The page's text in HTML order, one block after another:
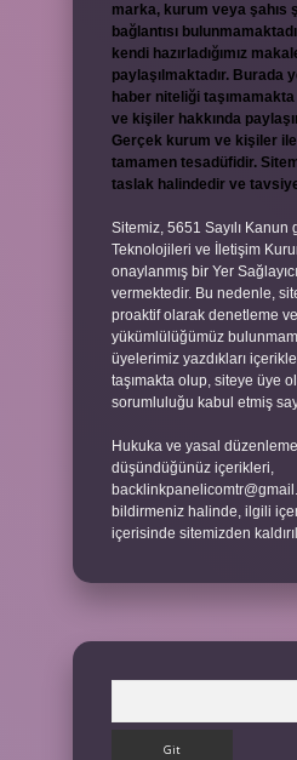
marka, kurum veya şahıs
bağlantısı
kendi hazırladığımız
paylaşılmaktadır. Burada
haber niteliği
ve kişiler hakkında
Gerçek kurum ve kişiler
tamamen tesadüfidir.
taslak halindedir ve
Sitemiz, 5651 Sayılı Kanun
Teknolojileri ve İletişim
onaylanmış bir Yer
vermektedir. Bu nedenle,
proaktif olarak denetleme
yükümlülüğümüz
üyelerimiz yazdıkları
taşımakta olup, siteye üye
sorumluluğu kabul etmiş
Hukuka ve yasal
düşündüğünüz içerikleri,
bildirmeniz halinde, ilgili
içerisinde sitemizden